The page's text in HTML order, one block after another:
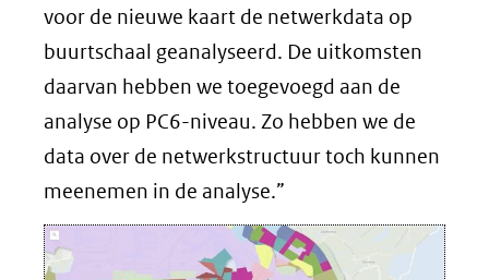
voor de nieuwe kaart de netwerkdata op
buurtschaal geanalyseerd. De uitkomsten
daarvan hebben we toegevoegd aan de
analyse op PC6-niveau. Zo hebben we de
data over de netwerkstructuur toch kunnen
meenemen in de analyse.”